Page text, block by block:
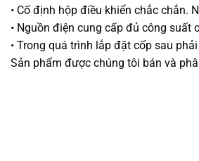
• Cố định hộp điều khiển chắc chắn.
• Nguồn điện cung cấp đủ công suất
• Trong quá trình lắp đặt cốp sau
Sản phẩm được chúng tôi bán và